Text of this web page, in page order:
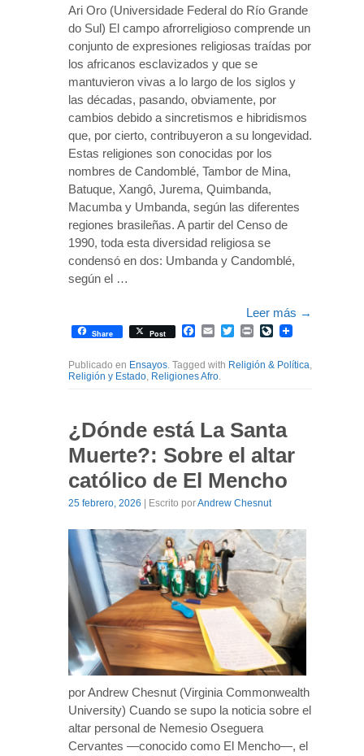
Ari Oro (Universidade Federal do Río Grande
do Sul) El campo afrorreligioso comprende un
conjunto de expresiones religiosas traídas por
los africanos esclavizados y que se
mantuvieron vivas a lo largo de los siglos y
las décadas, pasando, obviamente, por
cambios debido a sincretismos e hibridismos
que, por cierto, contribuyeron a su longevidad.
Estas religiones son conocidas por los
nombres de Candomblé, Tambor de Mina,
Batuque, Xangô, Jurema, Quimbanda,
Macumba y Umbanda, según las diferentes
regiones brasileñas. A partir del Censo de
1990, toda esta diversidad religiosa se
condensó en dos: Umbanda y Candomblé,
según el …
Leer más →
Share Post Facebook
EmailTwitterPrintLiveJournal
Publicado en Ensayos. Tagged with Religión & Política,
Religión y Estado, Religiones Afro.
¿Dónde está La Santa
Muerte?: Sobre el altar
católico de El Mencho
25 febrero, 2026 | Escrito porAndrew Chesnut
por Andrew Chesnut (Virginia Commonwealth
University) Cuando se supo la noticia sobre el
altar personal de Nemesio Oseguera
Cervantes —conocido como El Mencho—, el